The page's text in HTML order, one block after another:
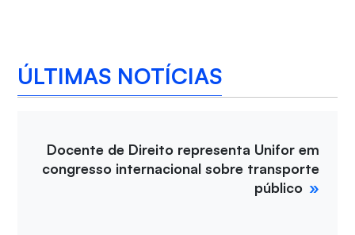
ÚLTIMAS NOTÍCIAS
Docente de Direito representa Unifor em
congresso internacional sobre transporte
público